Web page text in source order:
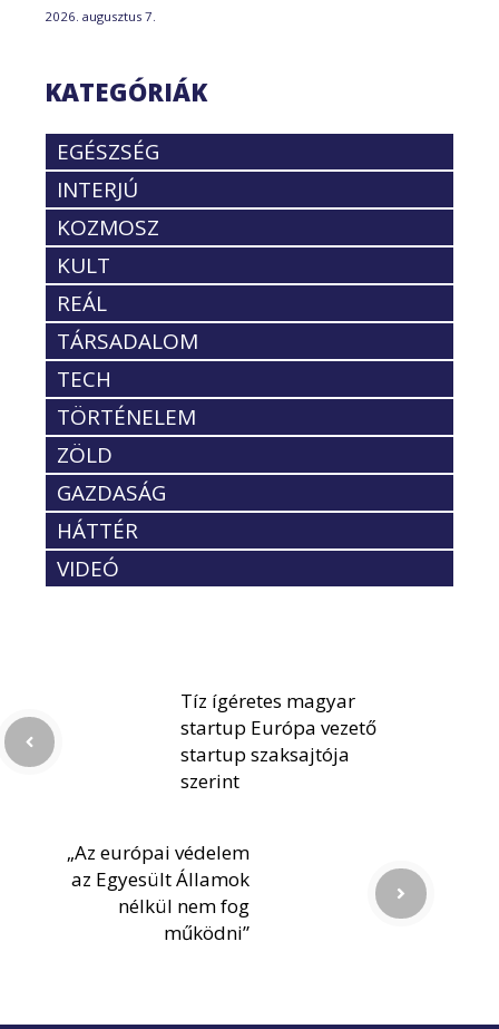
2026. augusztus 7.
KATEGÓRIÁK
EGÉSZSÉG
INTERJÚ
KOZMOSZ
KULT
REÁL
TÁRSADALOM
TECH
TÖRTÉNELEM
ZÖLD
GAZDASÁG
HÁTTÉR
VIDEÓ
Tíz ígéretes magyar
startup Európa vezető
startup szaksajtója
szerint
„Az európai védelem
az Egyesült Államok
nélkül nem fog
működni”